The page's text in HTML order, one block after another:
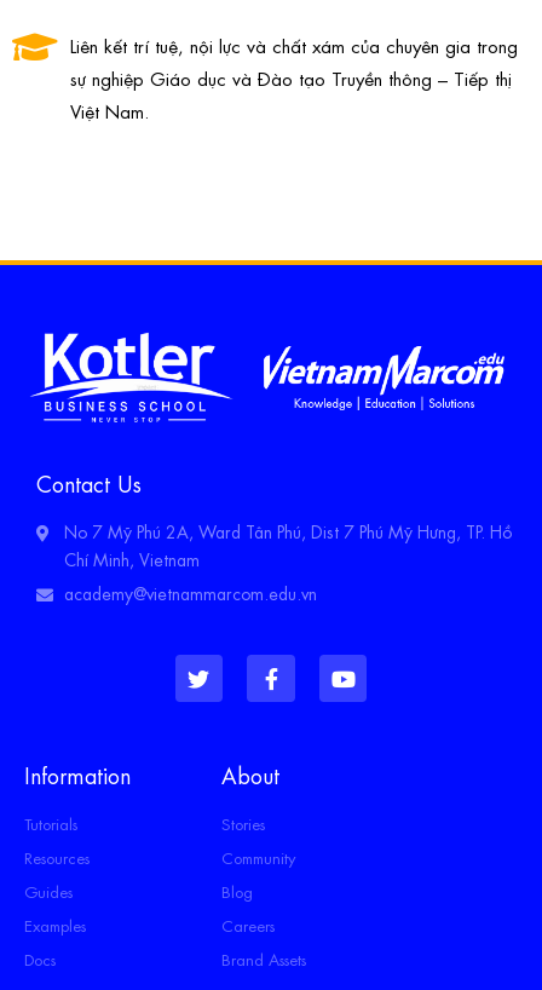
Liên kết trí tuệ, nội lực và chất xám của chuyên gia trong
sự nghiệp Giáo dục và Đào tạo Truyền thông – Tiếp thị
Việt Nam.
Contact Us
No 7 Mỹ Phú 2A, Ward Tân Phú, Dist 7 Phú Mỹ Hưng, TP. Hồ
Chí Minh, Vietnam
academy@vietnammarcom.edu.vn
Information
Tutorials
Resources
Guides
Examples
Docs
About
Stories
Community
Blog
Careers
Brand Assets